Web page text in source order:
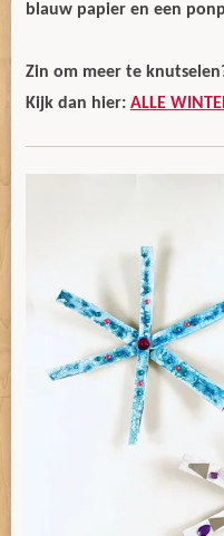
blauw papier en een
Zin om meer te
Kijk dan hier: ALLE